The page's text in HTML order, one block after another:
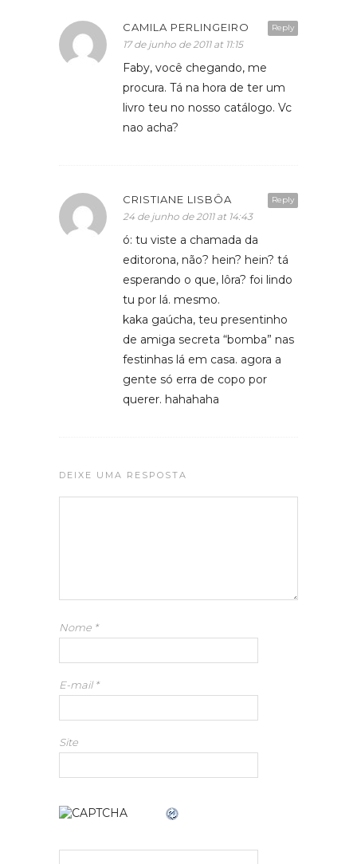
Reply
CAMILA PERLINGEIRO
17 de junho de 2011 at 11:15
Faby, você chegando, me
procura. Tá na hora de ter um
livro teu no nosso catálogo. Vc
nao acha?
Reply
CRISTIANE LISBÔA
24 de junho de 2011 at 14:43
ó: tu viste a chamada da
editorona, não? hein? hein? tá
esperando o que, lôra? foi lindo
tu por lá. mesmo.
kaka gaúcha, teu presentinho
de amiga secreta “bomba” nas
festinhas lá em casa. agora a
gente só erra de copo por
querer. hahahaha
DEIXE UMA RESPOSTA
Nome *
E-mail*
Site